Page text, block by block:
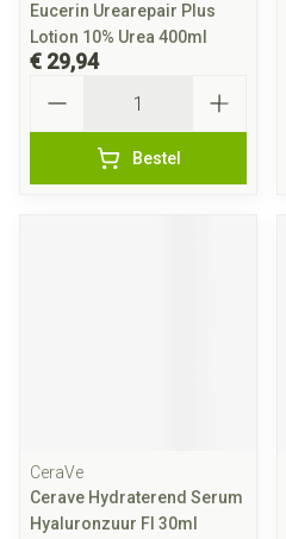
Eucerin Urearepair Plus
Lotion 10% Urea 400ml
€ 29,94
Bestel
CeraVe
Cerave Hydraterend Serum
Hyaluronzuur Fl 30ml